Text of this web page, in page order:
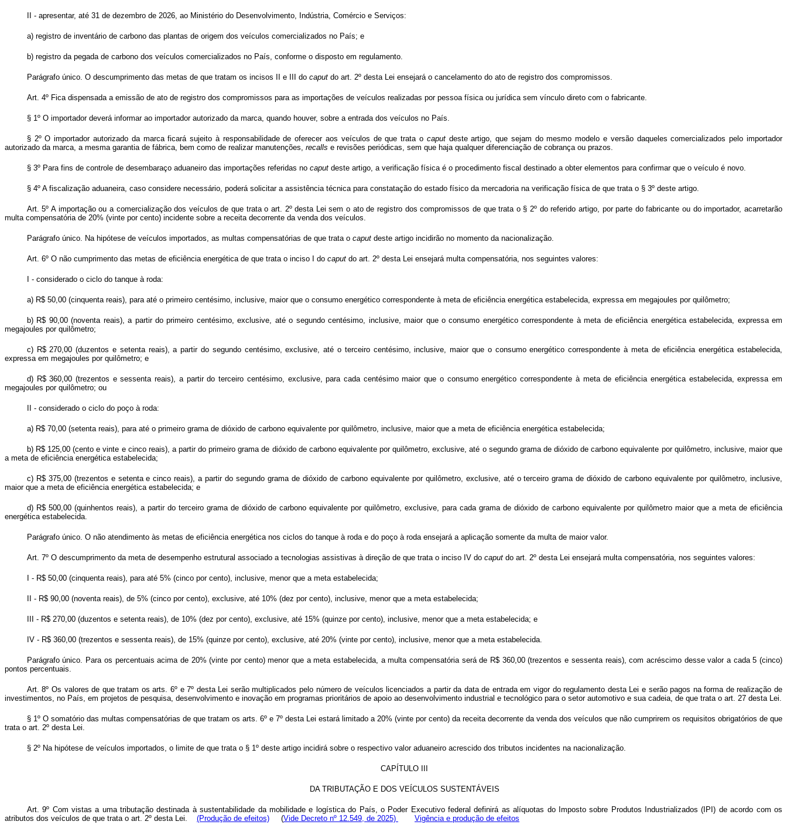
II - apresentar, até 31 de dezembro de 2026, ao Ministério do Desenvolvimento, Indústria, Comércio e Serviços:
a) registro de inventário de carbono das plantas de origem dos veículos comercializados no País; e
b) registro da pegada de carbono dos veículos comercializados no País, conforme o disposto em regulamento.
Parágrafo único. O descumprimento das metas de que tratam os incisos II e III do caputdo art. 2º desta Lei ensejará o cancelamento do ato de registro dos compromissos.
Art. 4º Fica dispensada a emissão de ato de registro dos compromissos para as importações de veículos realizadas por pessoa física ou jurídica sem vínculo direto com o fabricante.
§ 1º O importador deverá informar ao importador autorizado da marca, quando houver, sobre a entrada dos veículos no País.
§ 2º O importador autorizado da marca ficará sujeito à responsabilidade de oferecer aos veículos de que trata o caputdeste artigo, que sejam do mesmo modelo e versão daqueles comercializados pelo importador
autorizado da marca, a mesma garantia de fábrica, bem como de realizar manutenções, recalls e revisões periódicas, sem que haja qualquer diferenciação de cobrança ou prazos.
§ 3º Para fins de controle de desembaraço aduaneiro das importações referidas no caputdeste artigo, a verificação física é o procedimento fiscal destinado a obter elementos para confirmar que o veículo é novo.
§ 4º A fiscalização aduaneira, caso considere necessário, poderá solicitar a assistência técnica para constatação do estado físico da mercadoria na verificação física de que trata o § 3º deste artigo.
Art. 5º A importação ou a comercialização dos veículos de que trata o art. 2º desta Lei sem o ato de registro dos compromissos de que trata o § 2º do referido artigo, por parte do fabricante ou do importador, acarretarão
multa compensatória de 20% (vinte por cento) incidente sobre a receita decorrente da venda dos veículos.
Parágrafo único. Na hipótese de veículos importados, as multas compensatórias de que trata o caputdeste artigo incidirão no momento da nacionalização.
Art. 6º O não cumprimento das metas de eficiência energética de que trata o inciso I do caputdo art. 2º desta Lei ensejará multa compensatória, nos seguintes valores:
I - considerado o ciclo do tanque à roda:
a) R$ 50,00 (cinquenta reais), para até o primeiro centésimo, inclusive, maior que o consumo energético correspondente à meta de eficiência energética estabelecida, expressa em megajoules por quilômetro;
b) R$ 90,00 (noventa reais), a partir do primeiro centésimo, exclusive, até o segundo centésimo, inclusive, maior que o consumo energético correspondente à meta de eficiência energética estabelecida, expressa em
megajoules por quilômetro;
c) R$ 270,00 (duzentos e setenta reais), a partir do segundo centésimo, exclusive, até o terceiro centésimo, inclusive, maior que o consumo energético correspondente à meta de eficiência energética estabelecida,
expressa em megajoules por quilômetro; e
d) R$ 360,00 (trezentos e sessenta reais), a partir do terceiro centésimo, exclusive, para cada centésimo maior que o consumo energético correspondente à meta de eficiência energética estabelecida, expressa em
megajoules por quilômetro; ou
II - considerado o ciclo do poço à roda:
a) R$ 70,00 (setenta reais), para até o primeiro grama de dióxido de carbono equivalente por quilômetro, inclusive, maior que a meta de eficiência energética estabelecida;
b) R$ 125,00 (cento e vinte e cinco reais), a partir do primeiro grama de dióxido de carbono equivalente por quilômetro, exclusive, até o segundo grama de dióxido de carbono equivalente por quilômetro, inclusive, maior que
a meta de eficiência energética estabelecida;
c) R$ 375,00 (trezentos e setenta e cinco reais), a partir do segundo grama de dióxido de carbono equivalente por quilômetro, exclusive, até o terceiro grama de dióxido de carbono equivalente por quilômetro, inclusive,
maior que a meta de eficiência energética estabelecida; e
d) R$ 500,00 (quinhentos reais), a partir do terceiro grama de dióxido de carbono equivalente por quilômetro, exclusive, para cada grama de dióxido de carbono equivalente por quilômetro maior que a meta de eficiência
energética estabelecida.
Parágrafo único. O não atendimento às metas de eficiência energética nos ciclos do tanque à roda e do poço à roda ensejará a aplicação somente da multa de maior valor.
Art. 7º O descumprimento da meta de desempenho estrutural associado a tecnologias assistivas à direção de que trata o inciso IV do caputdo art. 2º desta Lei ensejará multa compensatória, nos seguintes valores:
I - R$ 50,00 (cinquenta reais), para até 5% (cinco por cento), inclusive, menor que a meta estabelecida;
II - R$ 90,00 (noventa reais), de 5% (cinco por cento), exclusive, até 10% (dez por cento), inclusive, menor que a meta estabelecida;
III - R$ 270,00 (duzentos e setenta reais), de 10% (dez por cento), exclusive, até 15% (quinze por cento), inclusive, menor que a meta estabelecida; e
IV - R$ 360,00 (trezentos e sessenta reais), de 15% (quinze por cento), exclusive, até 20% (vinte por cento), inclusive, menor que a meta estabelecida.
Parágrafo único. Para os percentuais acima de 20% (vinte por cento) menor que a meta estabelecida, a multa compensatória será de R$ 360,00 (trezentos e sessenta reais), com acréscimo desse valor a cada 5 (cinco)
pontos percentuais.
Art. 8º Os valores de que tratam os arts. 6º e 7º desta Lei serão multiplicados pelo número de veículos licenciados a partir da data de entrada em vigor do regulamento desta Lei e serão pagos na forma de realização de
investimentos, no País, em projetos de pesquisa, desenvolvimento e inovação em programas prioritários de apoio ao desenvolvimento industrial e tecnológico para o setor automotivo e sua cadeia, de que trata o art. 27 desta Lei.
§ 1º O somatório das multas compensatórias de que tratam os arts. 6º e 7º desta Lei estará limitado a 20% (vinte por cento) da receita decorrente da venda dos veículos que não cumprirem os requisitos obrigatórios de que
trata o art. 2º desta Lei.
§ 2º Na hipótese de veículos importados, o limite de que trata o § 1º deste artigo incidirá sobre o respectivo valor aduaneiro acrescido dos tributos incidentes na nacionalização.
CAPÍTULO III
DA TRIBUTAÇÃO E DOS VEÍCULOS SUSTENTÁVEIS
Art. 9º Com vistas a uma tributação destinada à sustentabilidade da mobilidade e logística do País, o Poder Executivo federal definirá as alíquotas do Imposto sobre Produtos Industrializados (IPI) de acordo com os
atributos dos veículos de que trata o art. 2º desta Lei. (Produção de efeitos) (Vide Decreto nº 12.549, de 2025) Vigência e produção de efeitos